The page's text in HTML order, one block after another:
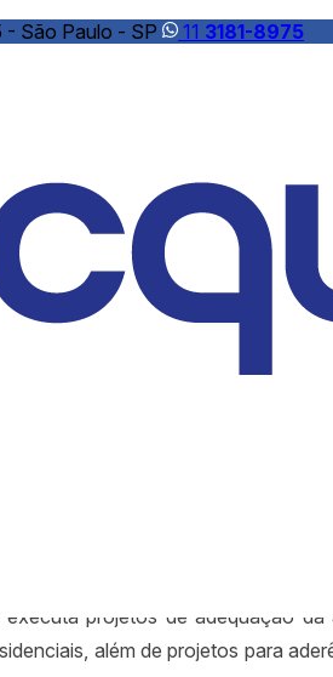
- São Paulo - SP 11 3181-8975
é sinônimo
em Soluções para Água,
filtros centrais, filtros de
utilizando zeólitas, quartzo,
projetos de adequação
além de projetos para